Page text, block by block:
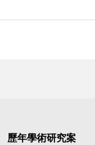
歷年學術研究案